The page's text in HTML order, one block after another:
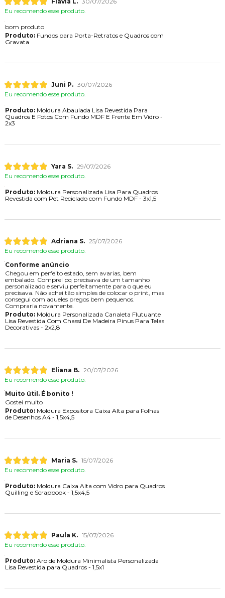
Eu recomendo esse produto.
bom produto
Produto:Fundos para Porta-Retratos e Quadros com
Gravata
Juni P. 30/07/2026
Eu recomendo esse produto.
Produto:Moldura Abaulada Lisa Revestida Para
Quadros E Fotos Com Fundo MDF E Frente Em Vidro -
2x3
Yara S. 29/07/2026
Eu recomendo esse produto.
Produto:Moldura Personalizada Lisa Para Quadros
Revestida com Pet Reciclado com Fundo MDF - 3x1,5
Adriana S. 25/07/2026
Eu recomendo esse produto.
Conforme anúncio
Chegou em perfeito estado, sem avarias, bem
embalado. Comprei pq precisava de um tamanho
personalizado e serviu perfeitamente para o que eu
precisava. Não achei tão simples de colocar o print, mas
consegui com aqueles pregos bem pequenos.
Compraria novamente.
Produto:Moldura Personalizada Canaleta Flutuante
Lisa Revestida Com Chassi De Madeira Pinus Para Telas
Decorativas - 2x2,8
Eliana B. 20/07/2026
Eu recomendo esse produto.
Muito útil. É bonito !
Gostei muito
Produto:Moldura Expositora Caixa Alta para Folhas
de Desenhos A4 - 1,5x4,5
Maria S. 15/07/2026
Eu recomendo esse produto.
Produto:Moldura Caixa Alta com Vidro para Quadros
Quilling e Scrapbook - 1,5x4,5
Paula K. 15/07/2026
Eu recomendo esse produto.
Produto:Aro de Moldura Minimalista Personalizada
Lisa Revestida para Quadros - 1,5x1